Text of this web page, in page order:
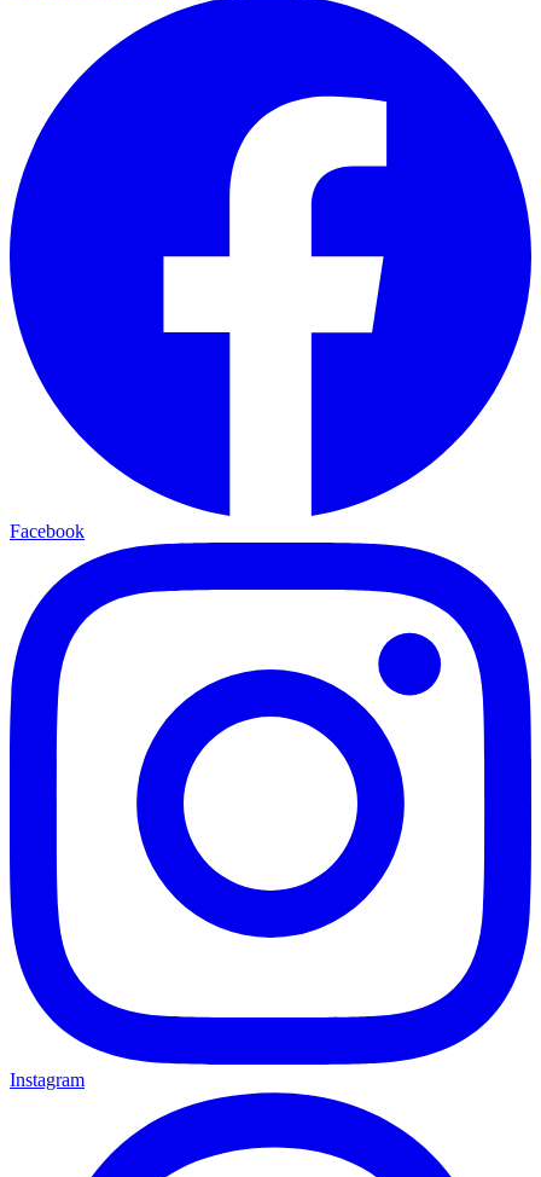
Facebook
Instagram